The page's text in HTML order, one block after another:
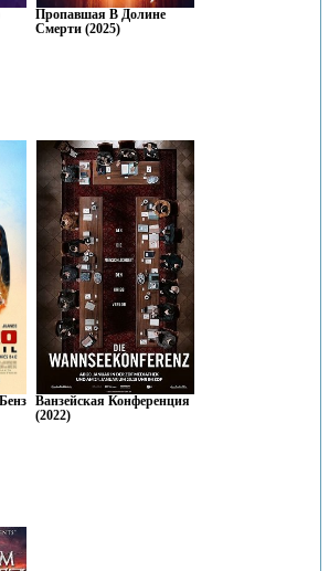
Пропавшая В Долине
Смерти (2025)
Ванзейская Конференция
(2022)